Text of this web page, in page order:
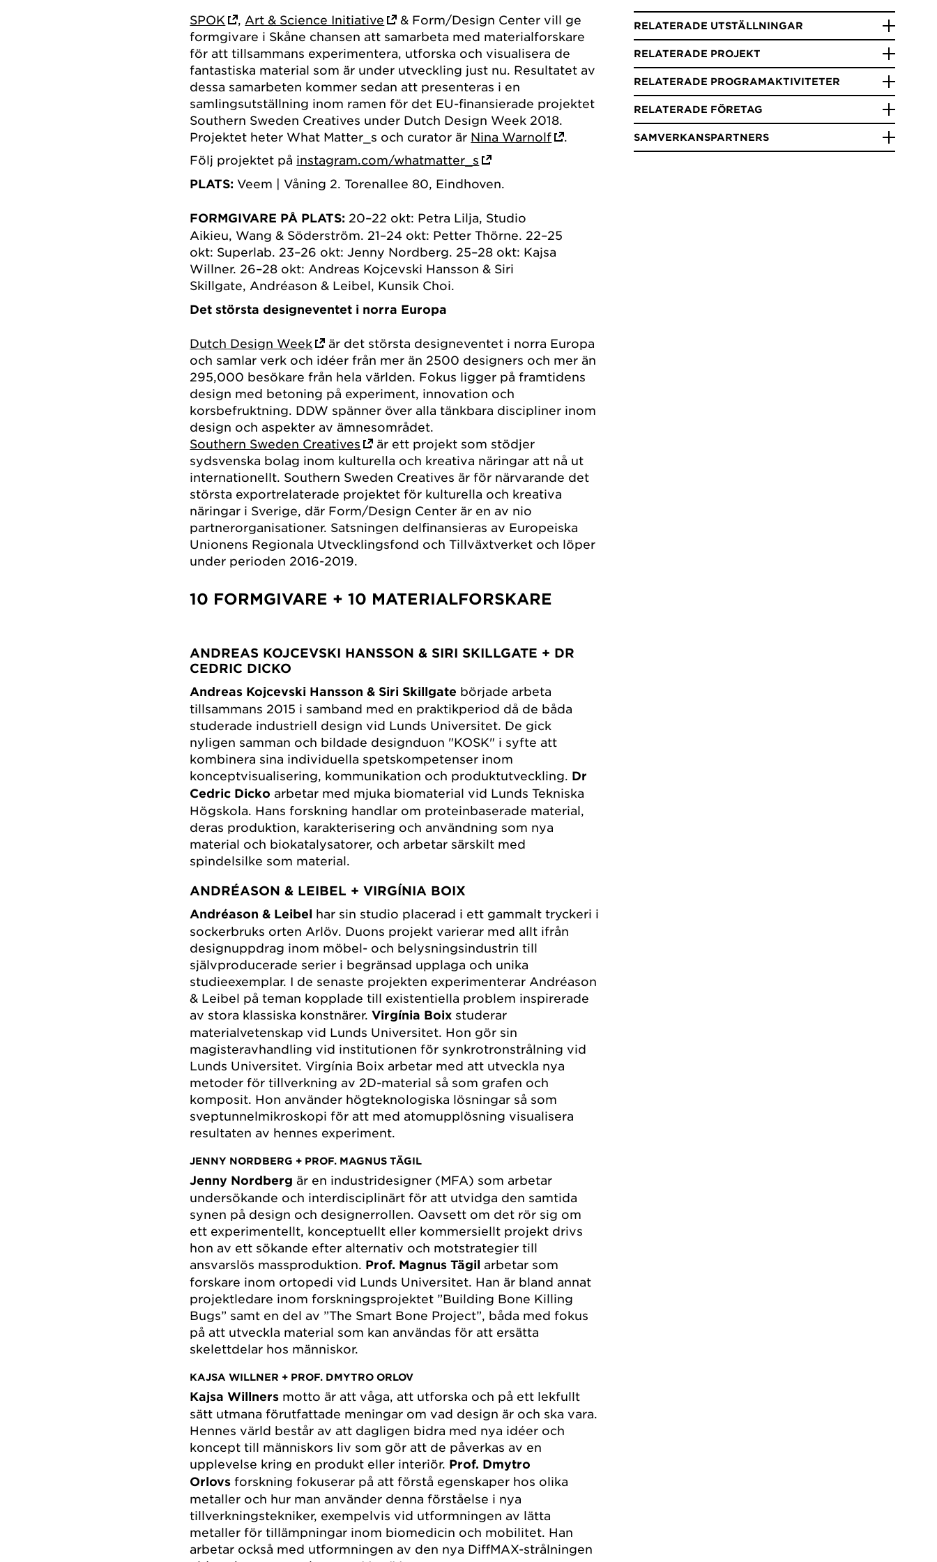
SPOK Art & Science Initiative
& Form/Design Center vill ge
formgivare i Skåne chansen att samarbeta med materialforskare
för att tillsammans experimentera, utforska och visualisera de
fantastiska material som är under utveckling just nu. Resultatet av
dessa samarbeten kommer sedan att presenteras i en
samlingsutställning inom ramen för det EU-finansierade projektet
Southern Sweden Creatives under Dutch Design Week 2018.
Projektet heter What Matter_s och curator är Nina Warnolf
Följ projektet på instagram.com/whatmatter_s
PLATS: Veem | Våning 2. Torenallee 80, Eindhoven.
FORMGIVARE PÅ PLATS: 20–22 okt: Petra Lilja, Studio
Aikieu, Wang & Söderström. 21–24 okt: Petter Thörne. 22–25
okt: Superlab. 23–26 okt: Jenny Nordberg. 25–28 okt: Kajsa
Willner. 26–28 okt: Andreas Kojcevski Hansson & Siri
Skillgate, Andréason & Leibel, Kunsik Choi.
Det största designeventet i norra Europa
Dutch Design Week
är det största designeventet i norra Europa
och samlar verk och idéer från mer än 2500 designers och mer än
295,000 besökare från hela världen. Fokus ligger på framtidens
design med betoning på experiment, innovation och
korsbefruktning. DDW spänner över alla tänkbara discipliner inom
design och aspekter av ämnesområdet.
Southern Sweden Creatives
är ett projekt som stödjer
sydsvenska bolag inom kulturella och kreativa näringar att nå ut
internationellt. Southern Sweden Creatives är för närvarande det
största exportrelaterade projektet för kulturella och kreativa
näringar i Sverige, där Form/Design Center är en av nio
partnerorganisationer. Satsningen delfinansieras av Europeiska
Unionens Regionala Utvecklingsfond och Tillväxtverket och löper
under perioden 2016-2019.
10 FORMGIVARE + 10 MATERIALFORSKARE
ANDREAS KOJCEVSKI HANSSON & SIRI SKILLGATE + DR
CEDRIC DICKO
Andreas Kojcevski Hansson & Siri Skillgate började arbeta
tillsammans 2015 i samband med en praktikperiod då de båda
studerade industriell design vid Lunds Universitet. De gick
nyligen samman och bildade designduon "KOSK" i syfte att
kombinera sina individuella spetskompetenser inom
konceptvisualisering, kommunikation och produktutveckling. Dr
Cedric Dicko arbetar med mjuka biomaterial vid Lunds Tekniska
Högskola. Hans forskning handlar om proteinbaserade material,
deras produktion, karakterisering och användning som nya
material och biokatalysatorer, och arbetar särskilt med
spindelsilke som material.
ANDRÉASON & LEIBEL + VIRGÍNIA BOIX
Andréason & Leibel har sin studio placerad i ett gammalt tryckeri i
sockerbruks orten Arlöv. Duons projekt varierar med allt ifrån
designuppdrag inom möbel- och belysningsindustrin till
självproducerade serier i begränsad upplaga och unika
studieexemplar. I de senaste projekten experimenterar Andréason
& Leibel på teman kopplade till existentiella problem inspirerade
av stora klassiska konstnärer.Virgínia Boix studerar
materialvetenskap vid Lunds Universitet. Hon gör sin
magisteravhandling vid institutionen för synkrotronstrålning vid
Lunds Universitet. Virgínia Boix arbetar med att utveckla nya
metoder för tillverkning av 2D-material så som grafen och
komposit. Hon använder högteknologiska lösningar så som
sveptunnelmikroskopi för att med atomupplösning visualisera
resultaten av hennes experiment.
JENNY NORDBERG + PROF. MAGNUS TÄGIL
Jenny Nordberg är en industridesigner (MFA) som arbetar
undersökande och interdisciplinärt för att utvidga den samtida
synen på design och designerrollen. Oavsett om det rör sig om
ett experimentellt, konceptuellt eller kommersiellt projekt drivs
hon av ett sökande efter alternativ och motstrategier till
ansvarslös massproduktion. Prof. Magnus Tägil arbetar som
forskare inom ortopedi vid Lunds Universitet. Han är bland annat
projektledare inom forskningsprojektet ”Building Bone Killing
Bugs” samt en del av ”The Smart Bone Project”, båda med fokus
på att utveckla material som kan användas för att ersätta
skelettdelar hos människor.
KAJSA WILLNER + PROF. DMYTRO ORLOV
Kajsa Willners motto är att våga, att utforska och på ett lekfullt
sätt utmana förutfattade meningar om vad design är och ska vara.
Hennes värld består av att dagligen bidra med nya idéer och
koncept till människors liv som gör att de påverkas av en
upplevelse kring en produkt eller interiör. Prof. Dmytro
Orlovs forskning fokuserar på att förstå egenskaper hos olika
metaller och hur man använder denna förståelse i nya
tillverkningstekniker, exempelvis vid utformningen av lätta
metaller för tillämpningar inom biomedicin och mobilitet. Han
arbetar också med utformningen av den nya DiffMAX-strålningen
RELATERADE UTSTÄLLNINGAR
RELATERADE PROJEKT
RELATERADE PROGRAMAKTIVITETER
RELATERADE FÖRETAG
SAMVERKANSPARTNERS